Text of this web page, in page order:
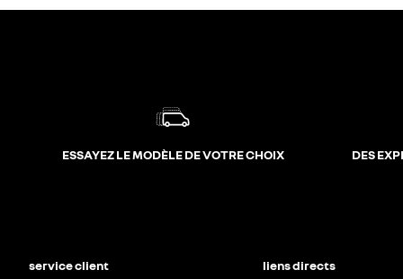
ESSAYEZ LE MODÈLE DE VOTRE CHOIX DES
service client liens directs